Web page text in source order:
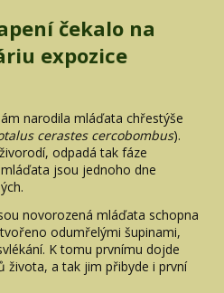
čekalo na
expozice
narodila mláďata chřestýše
cerastes cercobombus).
odpadá tak fáze
jsou jednoho dne
novorozená mláďata schopna
odumřelými šupinami,
K tomu prvnímu dojde
života, a tak jim přibyde i první